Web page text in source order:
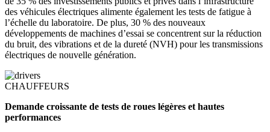
des véhicules électriques alimente également les tests de fatigue à
l’échelle du laboratoire. De plus, 30 % des nouveaux
développements de machines d’essai se concentrent sur la réduction
du bruit, des vibrations et de la dureté (NVH) pour les transmissions
électriques de nouvelle génération.
CHAUFFEURS
Demande croissante de tests de roues légères et hautes
performances